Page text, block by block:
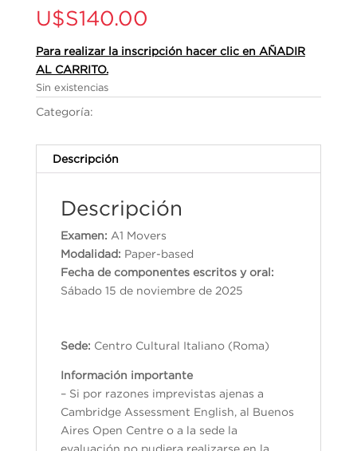
U$S140.00
Para realizar la inscripción hacer clic en AÑADIR
AL CARRITO.
Sin existencias
Categoría:
Descripción
Descripción
Examen: A1 Movers
Modalidad: Paper-based
Fecha de componentes escritos y oral:
Sábado 15 de noviembre de 2025
Sede: Centro Cultural Italiano (Roma)
Información importante
– Si por razones imprevistas ajenas a
Cambridge Assessment English, al Buenos
Aires Open Centre o a la sede la
evaluación no pudiera realizarse en la